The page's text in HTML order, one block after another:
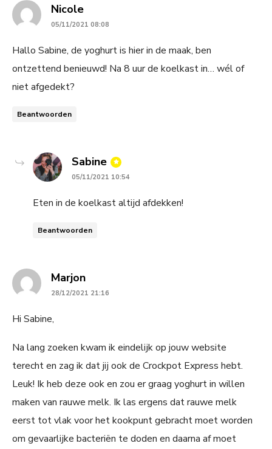
Nicolesays:
05/11/2021 08:08
Hallo Sabine, de yoghurt is hier in de maak, ben
ontzettend benieuwd! Na 8 uur de koelkast in… wél of
niet afgedekt?
Beantwoorden
Sabine says:
05/11/2021 10:54
Eten in de koelkast altijd afdekken!
Beantwoorden
Marjonsays:
28/12/2021 21:16
Hi Sabine,
Na lang zoeken kwam ik eindelijk op jouw website
terecht en zag ik dat jij ook de Crockpot Express hebt.
Leuk! Ik heb deze ook en zou er graag yoghurt in willen
maken van rauwe melk. Ik las ergens dat rauwe melk
eerst tot vlak voor het kookpunt gebracht moet worden
om gevaarlijke bacteriën te doden en daarna af moet